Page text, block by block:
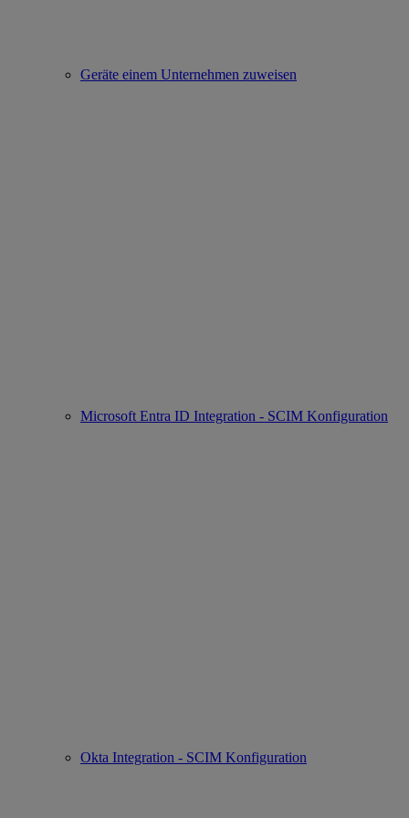
Geräte einem Unternehmen zuweisen
Microsoft Entra ID Integration - SCIM Konfiguration
Okta Integration - SCIM Konfiguration